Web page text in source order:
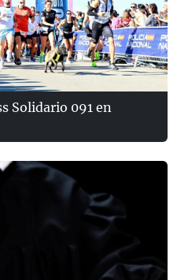
Solidario 091 en